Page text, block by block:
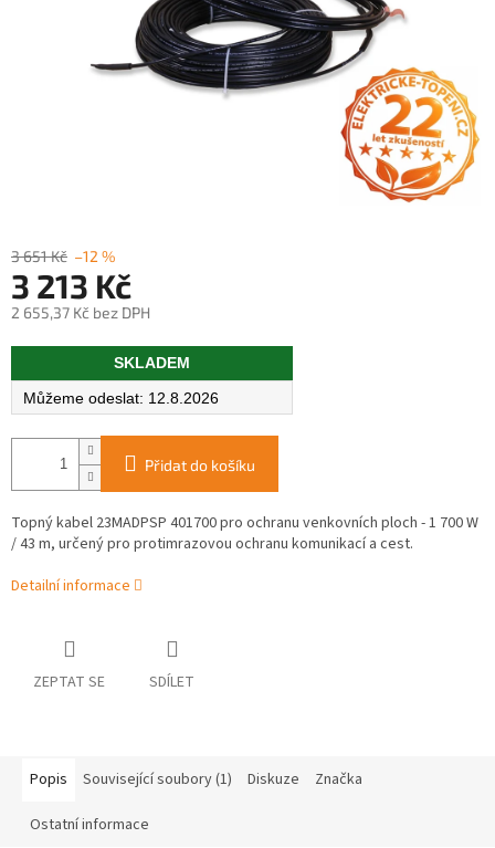
3 651 Kč –12 %
3 213 Kč
2 655,37 Kč bez DPH
Měrná
SKLADEM
12.8.2026
Přidat do košíku
Topný kabel 23MADPSP 401700 pro ochranu venkovních ploch - 1 700 W
/ 43 m, určený pro protimrazovou ochranu komunikací a cest.
Detailní informace
ZEPTAT SE SDÍLET
Popis Související soubory (1) Diskuze Značka
Ostatní informace